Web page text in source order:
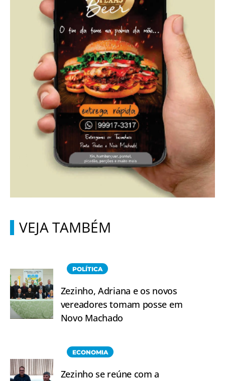
VEJA TAMBÉM
POLÍTICA
Zezinho, Adriana e os novos
vereadores tomam posse em
Novo Machado
ECONOMIA
Zezinho se reúne com a